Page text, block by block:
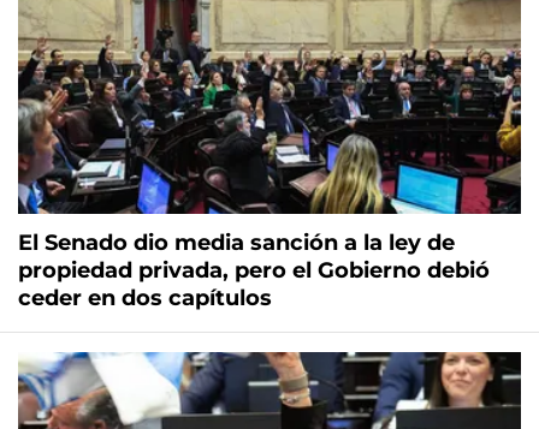
El Senado dio media sanción a la ley de
propiedad privada, pero el Gobierno debió
ceder en dos capítulos